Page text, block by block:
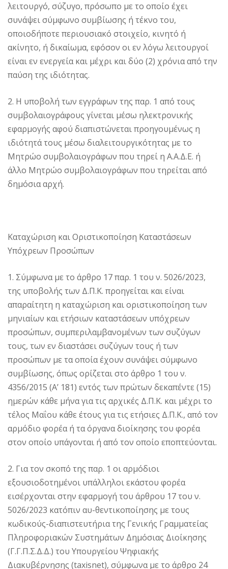
λειτουργό, σύζυγο, πρόσωπο με το οποίο έχει
συνάψει σύμφωνο συμβίωσης ή τέκνο του,
οποιοδήποτε περιουσιακό στοιχείο, κινητό ή
ακίνητο, ή δικαίωμα, εφόσον οι εν λόγω λειτουργοί
είναι εν ενεργεία και μέχρι και δύο (2) χρόνια από την
παύση της ιδιότητας.
2. Η υποβολή των εγγράφων της παρ. 1 από τους
συμβολαιογράφους γίνεται μέσω ηλεκτρονικής
εφαρμογής αφού διαπιστώνεται προηγουμένως η
ιδιότητά τους μέσω διαλειτουργικότητας με το
Μητρώο συμβολαιογράφων που τηρεί η Α.Α.Δ.Ε. ή
άλλο Μητρώο συμβολαιογράφων που τηρείται από
δημόσια αρχή.
Καταχώριση και Οριστικοποίηση Καταστάσεων
Υπόχρεων Προσώπων
1. Σύμφωνα με το άρθρο 17 παρ. 1 του ν. 5026/2023,
της υποβολής των Δ.Π.Κ. προηγείται και είναι
απαραίτητη η καταχώριση και οριστικοποίηση των
μηνιαίων και ετήσιων καταστάσεων υπόχρεων
προσώπων, συμπεριλαμβανομένων των συζύγων
τους, των εν διαστάσει συζύγων τους ή των
προσώπων με τα οποία έχουν συνάψει σύμφωνο
συμβίωσης, όπως ορίζεται στο άρθρο 1 του ν.
4356/2015 (Α’ 181) εντός των πρώτων δεκαπέντε (15)
ημερών κάθε μήνα για τις αρχικές Δ.Π.Κ. και μέχρι το
τέλος Μαΐου κάθε έτους για τις ετήσιες Δ.Π.Κ., από τον
αρμόδιο φορέα ή τα όργανα διοίκησης του φορέα
στον οποίο υπάγονται ή από τον οποίο εποπτεύονται.
2. Για τον σκοπό της παρ. 1 οι αρμόδιοι
εξουσιοδοτημένοι υπάλληλοι εκάστου φορέα
εισέρχονται στην εφαρμογή του άρθρου 17 του ν.
5026/2023 κατόπιν αυ-θεντικοποίησης με τους
κωδικούς-διαπιστευτήρια της Γενικής Γραμματείας
Πληροφοριακών Συστημάτων Δημόσιας Διοίκησης
(Γ.Γ.Π.Σ.Δ.Δ.) του Υπουργείου Ψηφιακής
Διακυβέρνησης (taxisnet), σύμφωνα με το άρθρο 24